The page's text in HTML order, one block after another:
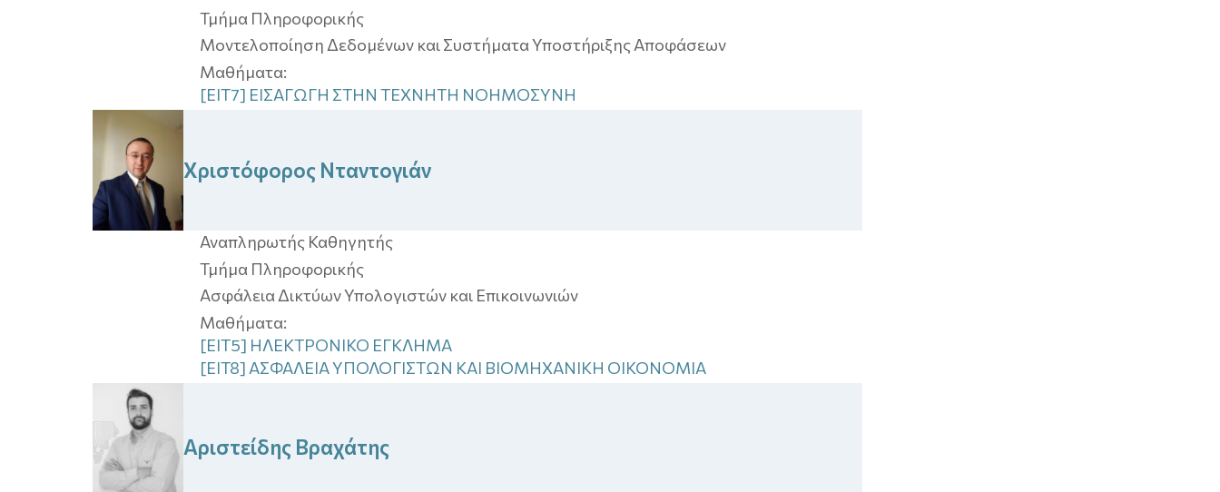
Τμήμα Πληροφορικής
Μοντελοποίηση Δεδομένων και Συστήματα Υποστήριξης Αποφάσεων
Μαθήματα:
[EIT7] ΕΙΣΑΓΩΓΗ ΣΤΗΝ ΤΕΧΝΗΤΗ ΝΟΗΜΟΣΥΝΗ
Χριστόφορος Νταντογιάν
Αναπληρωτής Καθηγητής
Τμήμα Πληροφορικής
Ασφάλεια Δικτύων Υπολογιστών και Επικοινωνιών
Μαθήματα:
[EIT5] ΗΛΕΚΤΡΟΝΙΚΟ ΕΓΚΛΗΜΑ
[EIT8] ΑΣΦΑΛΕΙΑ ΥΠΟΛΟΓΙΣΤΩΝ ΚΑΙ ΒΙΟΜΗΧΑΝΙΚΗ ΟΙΚΟΝΟΜΙΑ
Αριστείδης Βραχάτης